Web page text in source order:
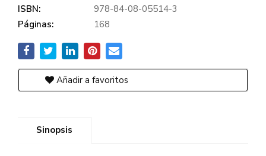
ISBN:
978-84-08-05514-3
Páginas:
168
Añadir a favoritos
Sinopsis